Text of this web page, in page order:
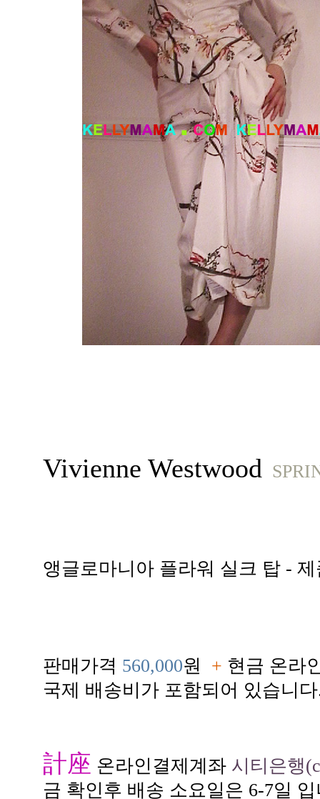
Vivienne Westwood
앵글로마니아 플라워 실크 탑 -
판매가격 560,000원 + 현금 온라
국제 배송비가 포함되어 있습니
計座 온라인결제계좌 시티은행
금 확인후 배송 소요일은 6-7일